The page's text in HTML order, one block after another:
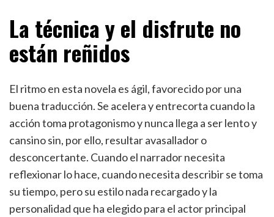
La técnica y el disfrute no
están reñidos
El ritmo en esta novela es ágil, favorecido por una
buena traducción. Se acelera y entrecorta cuando la
acción toma protagonismo y nunca llega a ser lento y
cansino sin, por ello, resultar avasallador o
desconcertante. Cuando el narrador necesita
reflexionar lo hace, cuando necesita describir se toma
su tiempo, pero su estilo nada recargado y la
personalidad que ha elegido para el actor principal